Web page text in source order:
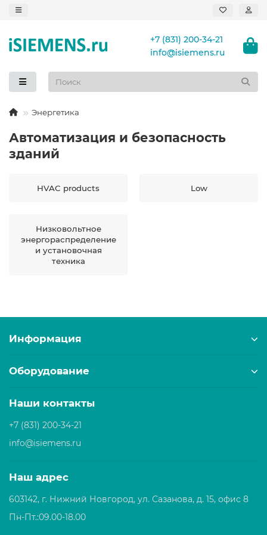
+7 (831) 200-34-21
info@isiemens.ru
Энергетика
Автоматизация и безопасность
зданий
HVAC products Low
Низковольтное
энергораспределение
и установочная
техника
Информация
Оборудование
Наши контакты
+7 (831) 200-34-21
info@isiemens.ru
Наш адрес
603142, г. Нижний Новгород, ул. Сазанова, д. 15, офис 8
Пн-Пт.:09.00-18.00